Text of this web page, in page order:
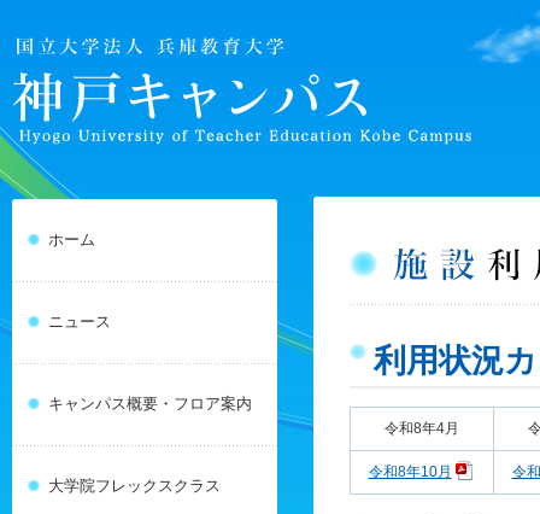
ホーム
ニュース
キャンパス概要・フロア案内
大学院フレックスクラス
利用状況
令和8年4月
令和8年10月 令